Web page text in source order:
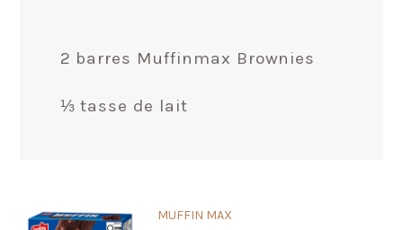
2 barres Muffinmax Brownies
⅓ tasse de lait
MUFFIN MAX